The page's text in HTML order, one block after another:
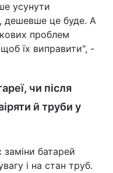
усунути
дешевше це буде. А
проблем
їх виправити", -
чи після
й труби у
батарей
і на стан труб.